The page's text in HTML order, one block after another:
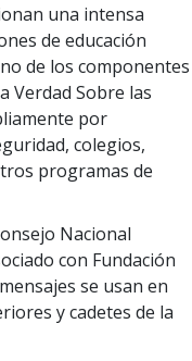
una intensa
de educación
de los componentes
Verdad Sobre las
por
colegios,
programas de
Nacional
con Fundación
se usan en
y cadetes de la